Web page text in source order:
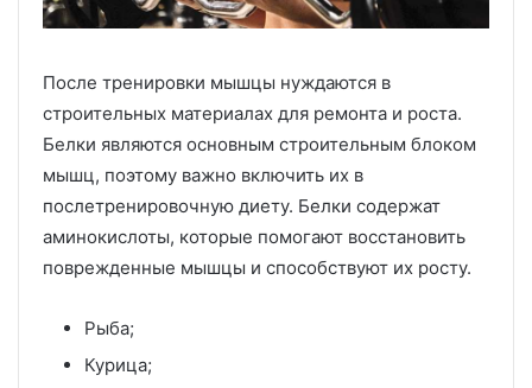
После тренировки мышцы нуждаются в
строительных материалах для ремонта и роста.
Белки являются основным строительным блоком
мышц, поэтому важно включить их в
послетренировочную диету. Белки содержат
аминокислоты, которые помогают восстановить
поврежденные мышцы и способствуют их росту.
Рыба;
Курица;